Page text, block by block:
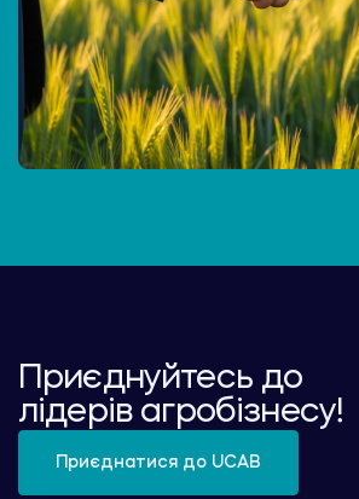
Приєднуйтесь до
лідерів агробізнесу!
Приєднатися до UCAB